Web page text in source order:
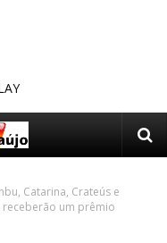
Catarina, Crateús e
receberão um prêmio